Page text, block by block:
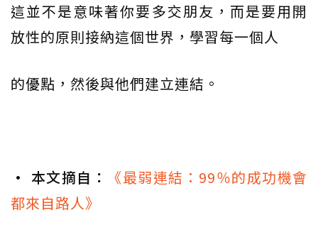
這並不是意味著你要多交朋友，而是要用開
放性的原則接納這個世界，學習每一個人
的優點，然後與他們建立連結。
• 本文摘自：
《最弱連結：99％的成功機會
都來自路人》